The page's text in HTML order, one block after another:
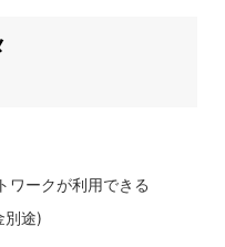
ワークが利用できる
別途)